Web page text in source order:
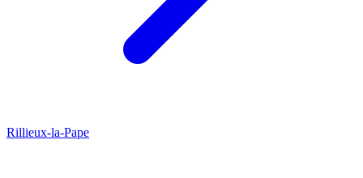
Rillieux-la-Pape